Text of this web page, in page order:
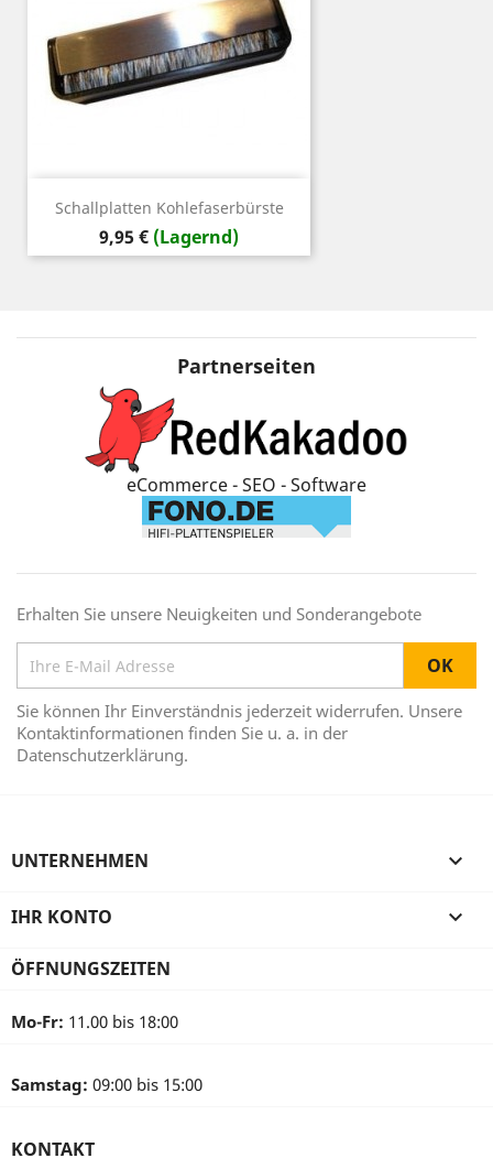
Schallplatten Kohlefaserbürste
Preis
9,95 € (Lagernd)
Partnerseiten
eCommerce - SEO - Software
Erhalten Sie unsere Neuigkeiten und Sonderangebote
Sie können Ihr Einverständnis jederzeit widerrufen. Unsere
Kontaktinformationen finden Sie u. a. in der
Datenschutzerklärung.
UNTERNEHMEN 
IHR KONTO 
ÖFFNUNGSZEITEN
Mo-Fr: 11.00 bis 18:00
Samstag: 09:00 bis 15:00
KONTAKT